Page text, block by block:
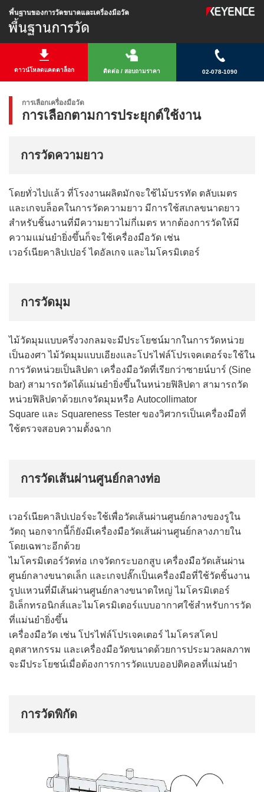
ดาวน์โหลดแคตตาล็อก ติดต่อ / สอบถามราคา 02-078-1090
การเลือกเครื่องมือวัด
การเลือกตามการประยุกต์ใช้งาน
การวัดความยาว
โดยทั่วไปแล้ว ที่โรงงานผลิตมักจะใช้ไม้บรรทัด ตลับเมตร
และเกจบล็อคในการวัดความยาว มีการใช้สเกลขนาดยาว
สำหรับชิ้นงานที่มีความยาวไม่กี่เมตร หากต้องการวัดให้มี
ความแม่นยำยิ่งขึ้นก็จะใช้เครื่องมือวัด เช่น
เวอร์เนียคาลิปเปอร์ ไดอัลเกจ และไมโครมิเตอร์
การวัดมุม
ไม้วัดมุมแบบครึ่งวงกลมจะมีประโยชน์มากในการวัดหน่วย
เป็นองศา ไม้วัดมุมแบบเอียงและโปรไฟล์โปรเจคเตอร์จะใช้ใน
การวัดหน่วยเป็นลิปดา เครื่องมือวัดที่เรียกว่าซายน์บาร์ (Sine
bar) สามารถวัดได้แม่นยำยิ่งขึ้นในหน่วยฟิลิปดา สามารถวัด
หน่วยฟิลิปดาด้วยเกจวัดมุมหรือ Autocollimator
Square และ Squareness Tester ของวิศวกรเป็นเครื่องมือที่
ใช้ตรวจสอบความตั้งฉาก
การวัดเส้นผ่านศูนย์กลางท่อ
เวอร์เนียคาลิปเปอร์จะใช้เพื่อวัดเส้นผ่านศูนย์กลางของรูใน
วัตถุ นอกจากนี้ก็ยังมีเครื่องมือวัดเส้นผ่านศูนย์กลางภายใน
โดยเฉพาะอีกด้วย
ไมโครมิเตอร์วัดท่อ เกจวัดกระบอกสูบ เครื่องมือวัดเส้นผ่าน
ศูนย์กลางขนาดเล็ก และเกจปลั๊กเป็นเครื่องมือที่ใช้วัดชิ้นงาน
รูปแหวนที่มีเส้นผ่านศูนย์กลางขนาดใหญ่ ไมโครมิเตอร์
อิเล็กทรอนิกส์และไมโครมิเตอร์แบบอากาศใช้สำหรับการวัด
ที่แม่นยำยิ่งขึ้น
เครื่องมือวัด เช่น โปรไฟล์โปรเจคเตอร์ ไมโครสโคป
อุตสาหกรรม และเครื่องมือวัดขนาดด้วยการประมวลผลภาพ
จะมีประโยชน์เมื่อต้องการการวัดแบบออปติคอลที่แม่นยำ
การวัดพิกัด